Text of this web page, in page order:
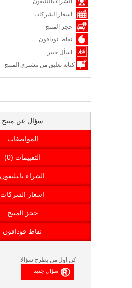
الشراء بالتليفون
اسعار الشركات
حجز المنتج
نقاط فودافون
اسأل خبير
كتابة تعليق من مشترى المنتج
سؤال عن منتج
المواصفات
التقييمات (0)
الشراء بالتليفون
اسعار الشركات
حجز المنتج
نقاط فودافون
كن اول من يطرح سؤالا